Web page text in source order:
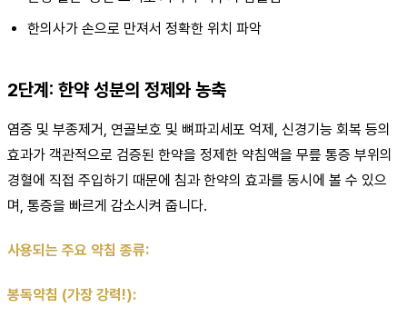
한의사가 손으로 만져서 정확한 위치 파악
2단계: 한약 성분의 정제와 농축
염증 및 부종제거, 연골보호 및 뼈파괴세포 억제, 신경기능 회복 등의
효과가 객관적으로 검증된 한약을 정제한 약침액을 무릎 통증 부위의
경혈에 직접 주입하기 때문에 침과 한약의 효과를 동시에 볼 수 있으
며, 통증을 빠르게 감소시켜 줍니다.
사용되는 주요 약침 종류:
봉독약침 (가장 강력!):